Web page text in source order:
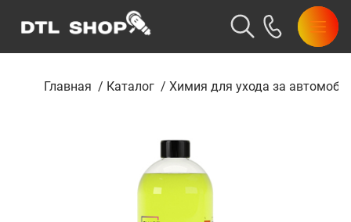
Главная / Каталог / Химия для ухода за